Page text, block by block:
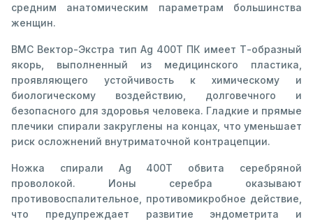
средним анатомическим параметрам большинства
женщин.
ВМС Вектор-Экстра тип Ag 400T ПК имеет Т-образный
якорь, выполненный из медицинского пластика,
проявляющего устойчивость к химическому и
биологическому воздействию, долговечного и
безопасного для здоровья человека. Гладкие и прямые
плечики спирали закруглены на концах, что уменьшает
риск осложнений внутриматочной контрацепции.
Ножка спирали Ag 400T обвита серебряной
проволокой. Ионы серебра оказывают
противовоспалительное, противомикробное действие,
что предупреждает развитие эндометрита и